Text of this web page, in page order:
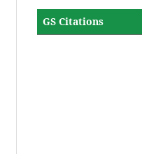
GS Citations